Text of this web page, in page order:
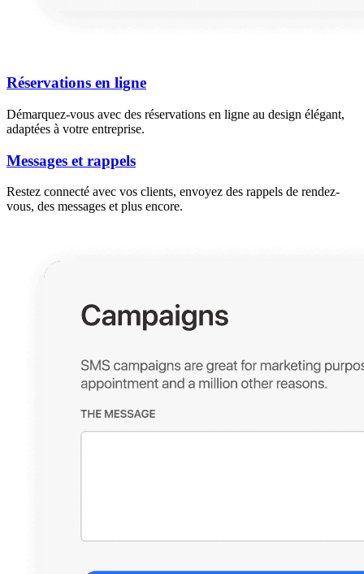
Réservations en ligne
Démarquez-vous avec des réservations en ligne au design élégant,
adaptées à votre entreprise.
Messages et rappels
Restez connecté avec vos clients, envoyez des rappels de rendez-
vous, des messages et plus encore.